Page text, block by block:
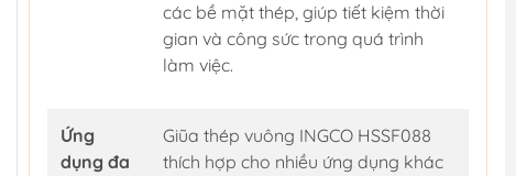
các bề mặt thép, giúp tiết kiệm thời
gian và công sức trong quá trình
làm việc.
Ứng
dụng đa
Giũa thép vuông INGCO HSSF088
thích hợp cho nhiều ứng dụng khác